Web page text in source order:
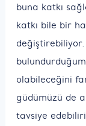
buna katkı
katkı bile bir
olabileceğini
güdümüzü de
tavsiye